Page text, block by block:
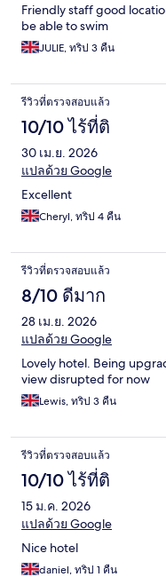
Friendly staff good
be able to swim
JULIE, ทริป 3 คืน
รีวิวที่ตรวจสอบแล้ว
10/10 ไร้ที่ติ
30 เม.ย. 2026
แปลด้วย Google
Excellent
Cheryl, ทริป 4 คืน
รีวิวที่ตรวจสอบแล้ว
8/10 ดีมาก
28 เม.ย. 2026
แปลด้วย Google
Lovely hotel. Being
view disrupted for now
Lewis, ทริป 3 คืน
รีวิวที่ตรวจสอบแล้ว
10/10 ไร้ที่ติ
15 ม.ค. 2026
แปลด้วย Google
Nice hotel
daniel, ทริป 1 คืน